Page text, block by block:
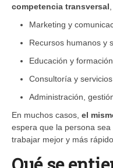
competencia transversal
Marketing y
Recursos humanos y
Educación y formación.
Consultoría y
Administración,
En muchos casos, el
espera que la persona
trabajar mejor y más rápido.